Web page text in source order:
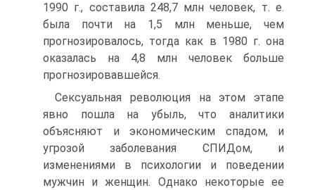
1990 г., составила 248,7 млн человек, т. е.
была почти на 1,5 млн меньше, чем
прогнозировалось, тогда как в 1980 г. она
оказалась на 4,8 млн человек больше
прогнозировавшейся.
Сексуальная революция на этом этапе
явно пошла на убыль, что аналитики
объясняют и экономическим спадом, и
угрозой заболевания СПИДом, и
изменениями в психологии и поведении
мужчин и женщин. Однако некоторые ее